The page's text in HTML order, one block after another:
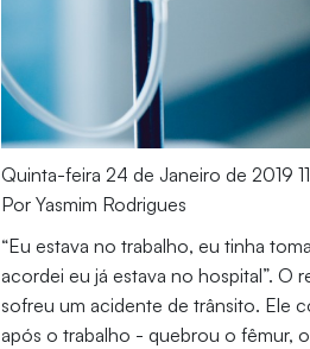
Quinta-feira 24 de Janeiro de 2019
Por Yasmim Rodrigues
“Eu estava no trabalho, eu tinha
acordei eu já estava no hospital”. O
sofreu um acidente de trânsito. Ele
após o trabalho - quebrou o fêmur,